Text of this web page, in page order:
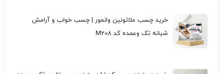
خرید چسب ملاتونین وانمور | چسب خواب و آرامش
شبانه تک وعمده کد M208